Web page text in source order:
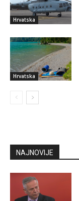
Hrvatska
Hrvatska
NAJNOVIJE